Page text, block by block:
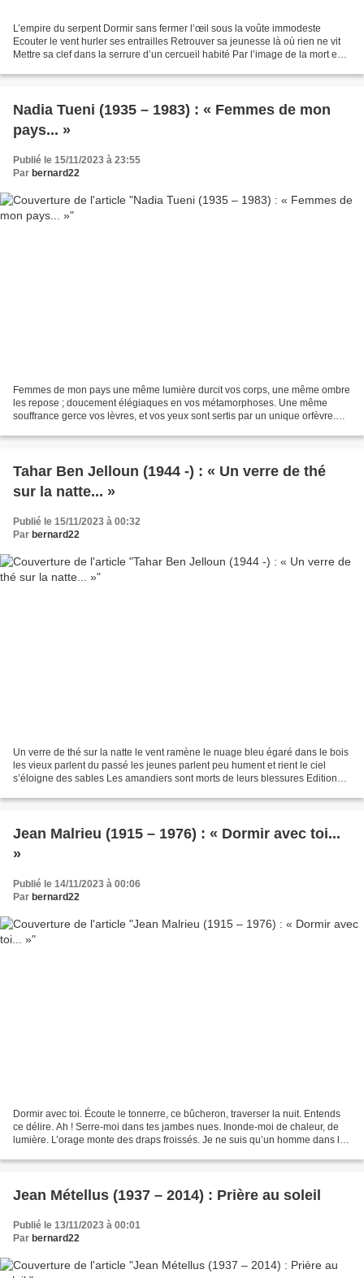
L’empire du serpent Dormir sans fermer l’œil sous la voûte immodeste
Ecouter le vent hurler ses entrailles Retrouver sa jeunesse là où rien ne vit
Mettre sa clef dans la serrure d’un cercueil habité Par l’image de la mort en
Nadia Tueni (1935 – 1983) : « Femmes de mon
pays... »
Publié le 15/11/2023 à 23:55
Par bernard22
Femmes de mon pays une même lumière durcit vos corps, une même ombre
les repose ; doucement élégiaques en vos métamorphoses. Une même
souffrance gerce vos lèvres, et vos yeux sont sertis par un unique orfèvre.
Tahar Ben Jelloun (1944 -) : « Un verre de thé
sur la natte... »
Publié le 15/11/2023 à 00:32
Par bernard22
Un verre de thé sur la natte le vent ramène le nuage bleu égaré dans le bois
les vieux parlent du passé les jeunes parlent peu hument et rient le ciel
s’éloigne des sables Les amandiers sont morts de leurs blessures Editions
Jean Malrieu (1915 – 1976) : « Dormir avec toi...
»
Publié le 14/11/2023 à 00:06
Par bernard22
Dormir avec toi. Écoute le tonnerre, ce bûcheron, traverser la nuit. Entends
ce délire. Ah ! Serre-moi dans tes jambes nues. Inonde-moi de chaleur, de
lumière. L’orage monte des draps froissés. Je ne suis qu’un homme dans les
Jean Métellus (1937 – 2014) : Prière au soleil
Publié le 13/11/2023 à 00:01
Par bernard22